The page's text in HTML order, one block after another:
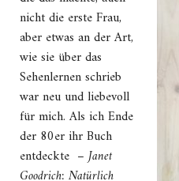
nicht die erste Frau,
aber etwas an der Art,
wie sie über das
Sehenlernen schrieb
war neu und liebevoll
für mich. Als ich Ende
der 80er ihr Buch
entdeckte –Janet
Goodrich: Natürlich